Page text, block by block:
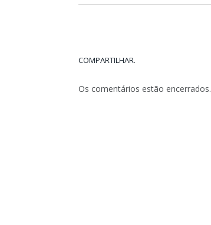
COMPARTILHAR.
Os comentários estão encerrados.